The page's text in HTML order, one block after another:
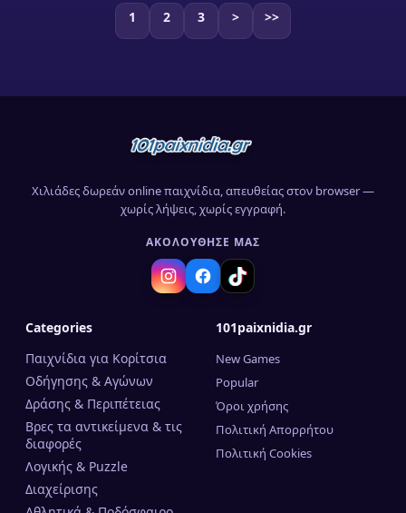
1 2 3 > >>
Χιλιάδες δωρεάν online παιχνίδια, απευθείας στον browser —
χωρίς λήψεις, χωρίς εγγραφή.
ΑΚΟΛΟΎΘΗΣΈ ΜΑΣ
Categories
Παιχνίδια για Κορίτσια
Οδήγησης & Αγώνων
Δράσης & Περιπέτειας
Βρες τα αντικείμενα & τις
διαφορές
Λογικής & Puzzle
Διαχείρισης
101paixnidia.gr
New Games
Popular
Όροι χρήσης
Πολιτική Απορρήτου
Πολιτική Cookies